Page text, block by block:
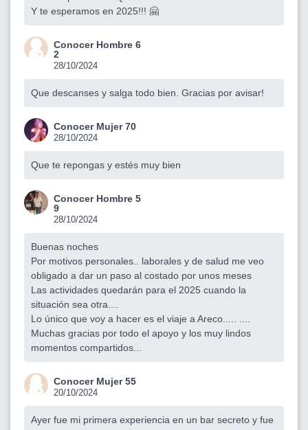
Y te esperamos en 2025!!! 🤗
Conocer Hombre 6
2
28/10/2024
Que descanses y salga todo bien. Gracias por avisar!
Conocer Mujer 70
28/10/2024
Que te repongas y estés muy bien
Conocer Hombre 5
9
28/10/2024
Buenas noches
Por motivos personales.. laborales y de salud me veo
obligado a dar un paso al costado por unos meses
Las actividades quedarán para el 2025 cuando la
situación sea otra....
Lo único que voy a hacer es el viaje a Areco..... ....
Muchas gracias por todo el apoyo y los muy lindos
momentos compartidos...
Conocer Mujer 55
20/10/2024
Ayer fue mi primera experiencia en un bar secreto y fue